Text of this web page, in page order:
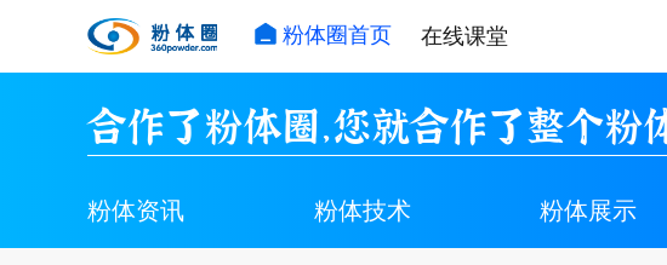
粉体圈首页 在线课堂
合作了粉体圈，您就合作了整个粉
粉体资讯 粉体技术 粉体展示